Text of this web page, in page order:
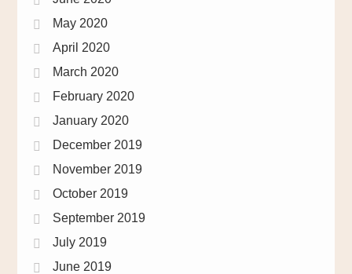
May 2020
April 2020
March 2020
February 2020
January 2020
December 2019
November 2019
October 2019
September 2019
July 2019
June 2019